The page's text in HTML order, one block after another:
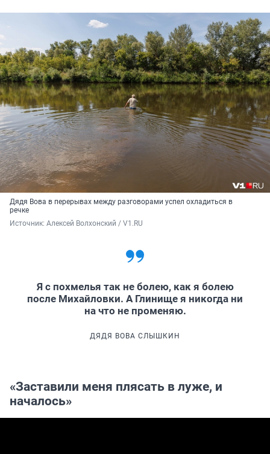
Дядя Вова в перерывах между разговорами успел охладиться в
речке
Источник: Алексей Волхонский / V1.RU
Я с похмелья так не болею, как я болею
после Михайловки. А Глинище я никогда ни
на что не променяю.
ДЯДЯ ВОВА СЛЫШКИН
«Заставили меня плясать в луже, и
началось»